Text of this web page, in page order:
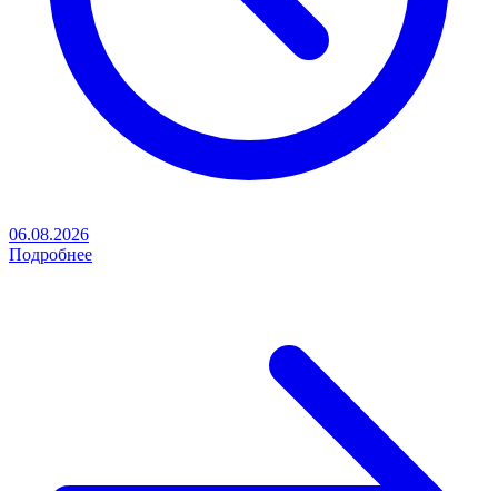
06.08.2026
Подробнее